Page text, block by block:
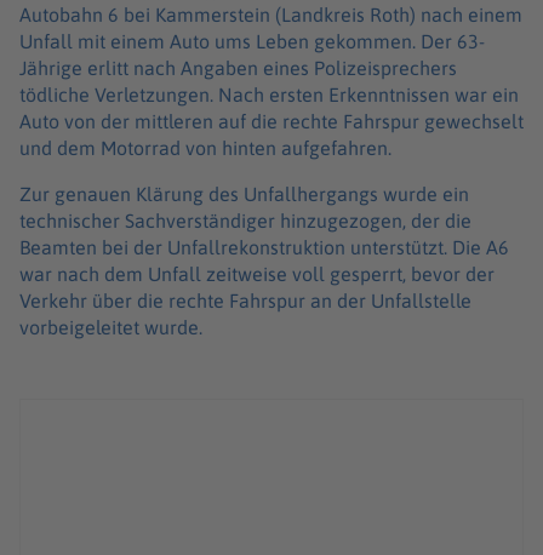
Autobahn 6 bei Kammerstein (Landkreis Roth) nach einem
Unfall mit einem Auto ums Leben gekommen. Der 63-
Jährige erlitt nach Angaben eines Polizeisprechers
tödliche Verletzungen. Nach ersten Erkenntnissen war ein
Auto von der mittleren auf die rechte Fahrspur gewechselt
und dem Motorrad von hinten aufgefahren.
Zur genauen Klärung des Unfallhergangs wurde ein
technischer Sachverständiger hinzugezogen, der die
Beamten bei der Unfallrekonstruktion unterstützt. Die A6
war nach dem Unfall zeitweise voll gesperrt, bevor der
Verkehr über die rechte Fahrspur an der Unfallstelle
vorbeigeleitet wurde.